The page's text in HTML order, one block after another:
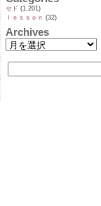
セド (1,201)
ｌｅｓｓｏｎ (32)
Archives